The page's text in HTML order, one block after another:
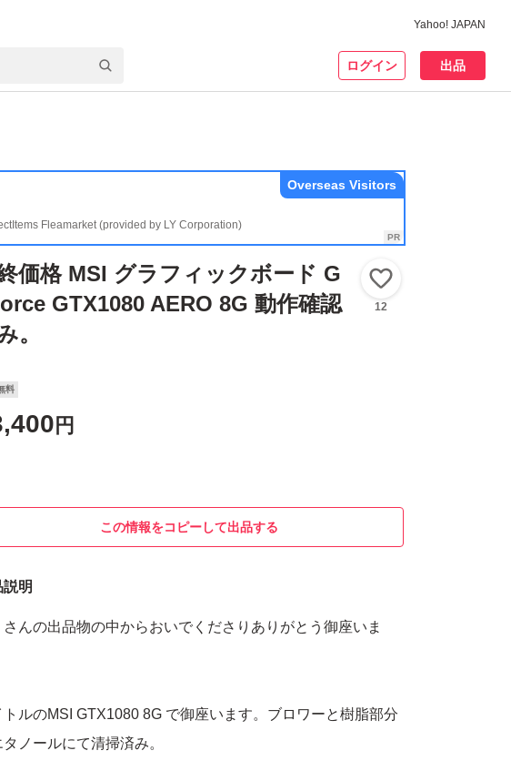
Yahoo! JAPAN
ログイン 出品
Fleamarket (provided by LY Corporation)
Overseas Visitors
価格 MSI グラフィックボード G
GTX1080 AERO 8G 動作確認
。
12
料
円
この情報をコピーして出品する
明
さんの出品物の中からおいでくださりありがとう御座いま
トルのMSI GTX1080 8G で御座います。ブロワーと樹脂部分
タノールにて清掃済み。